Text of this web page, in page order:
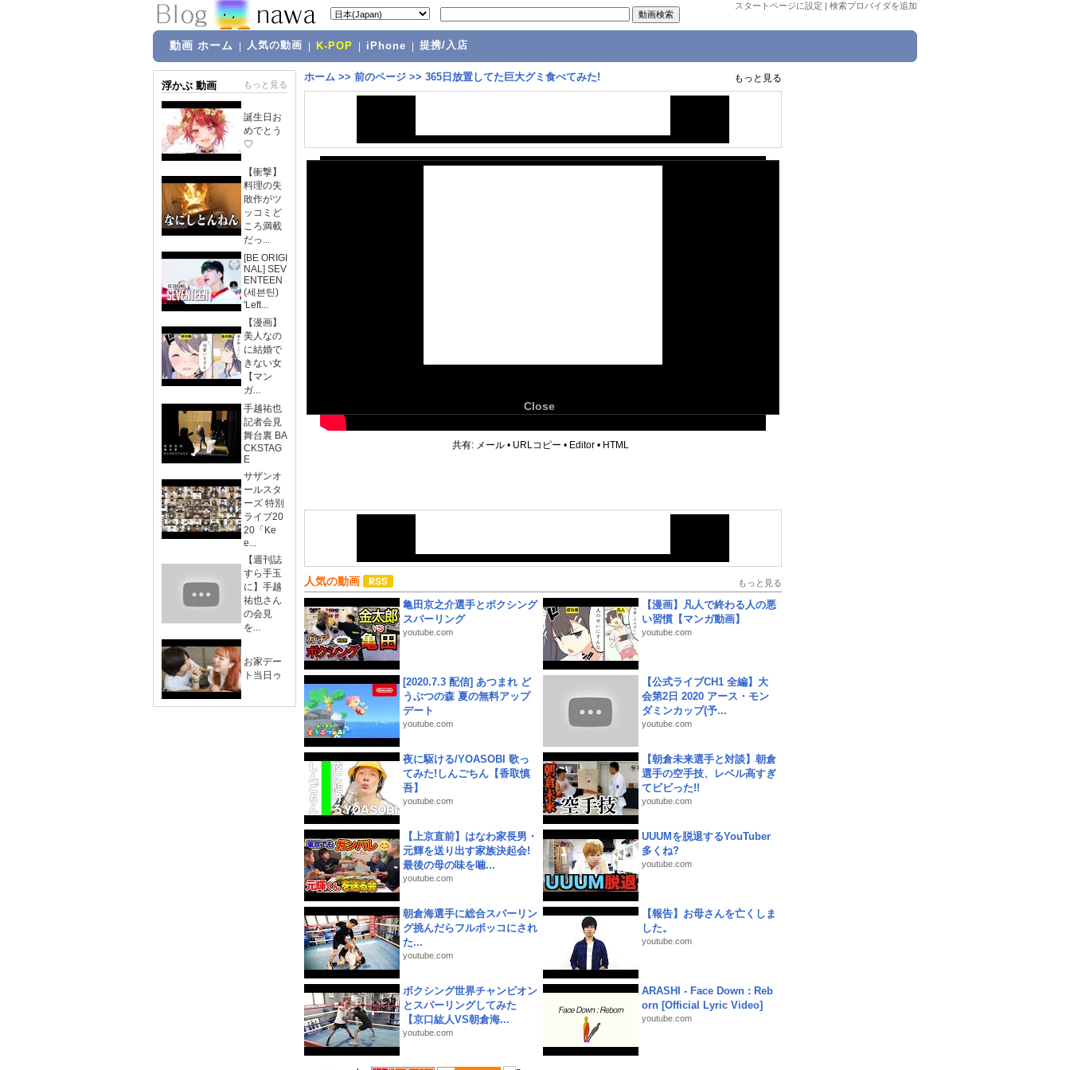
スタートページに設定 | 検索プロバイダを追加
動画 ホーム 人気の動画 K-POP iPhone 提携/入店
浮かぶ 動画 もっと見る
誕生日お
めでとう
♡
【衝撃】
料理の失
敗作がツ
ッコミど
ころ満載
だっ...
[BE ORIGI
NAL] SEV
ENTEEN
(세븐틴)
'Left...
【漫画】
美人なの
に結婚で
きない女
【マン
ガ...
手越祐也
記者会見
舞台裏 BA
CKSTAG
E
サザンオ
ールスタ
ーズ 特別
ライブ20
20「Ke
e...
【週刊誌
すら手玉
に】手越
祐也さん
の会見
を...
お家デー
ト当日ゥ
ホーム >> 前のページ >> 365日放置してた巨大グミ食べてみた! もっと見る
Close
共有: メール • URLコピー • Editor • HTML
人気の動画 もっと見る
亀田京之介選手とボクシング
スパーリング
youtube.com
【漫画】凡人で終わる人の悪
い習慣【マンガ動画】
youtube.com
[2020.7.3 配信] あつまれ ど
うぶつの森 夏の無料アップ
デート
youtube.com
【公式ライブCH1 全編】大
会第2日 2020 アース・モン
ダミンカップ(予...
youtube.com
夜に駆ける/YOASOBI 歌っ
てみた!しんごちん【香取慎
吾】
youtube.com
【朝倉未来選手と対談】朝倉
選手の空手技、レベル高すぎ
てビビった!!
youtube.com
【上京直前】はなわ家長男・
元輝を送り出す家族決起会!
最後の母の味を噛...
youtube.com
UUUMを脱退するYouTuber
多くね?
youtube.com
朝倉海選手に総合スパーリン
グ挑んだらフルボッコにされ
た...
youtube.com
【報告】お母さんを亡くしま
した。
youtube.com
ボクシング世界チャンピオン
とスパーリングしてみた
【京口紘人VS朝倉海...
youtube.com
ARASHI - Face Down : Reb
orn [Official Lyric Video]
youtube.com